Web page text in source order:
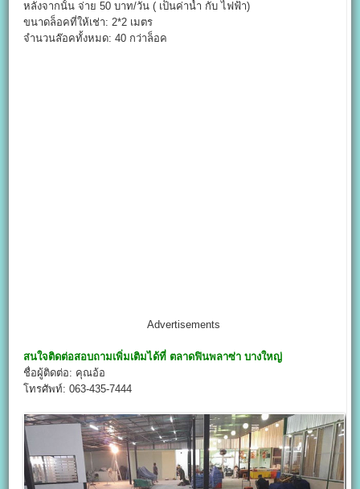
หลังจากนั้น จ่าย 50 บาท/วัน ( เป็นค่าน้ำ กับ ไฟฟ้า)
ขนาดล็อคที่ให้เช่า: 2*2 เมตร
จำนวนล๊อคทั้งหมด: 40 กว่าล็อค
Advertisements
สนใจติดต่อสอบถามเพิ่มเติมได้ที่ ตลาดฟินพลาซ่า บางใหญ่
ชื่อผู้ติดต่อ: คุณอ้อ
โทรศัพท์: 063-435-7444